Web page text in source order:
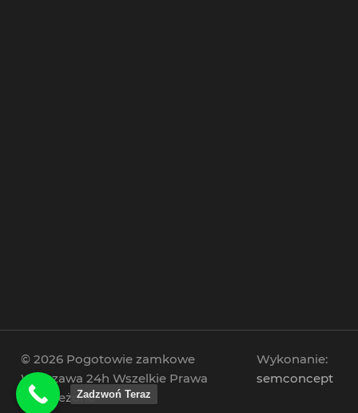
© 2026 Pogotowie zamkowe
Warszawa 24h Wszelkie Prawa
Zastrzeżone
Wykonanie:
semconcept
Zadzwoń Teraz